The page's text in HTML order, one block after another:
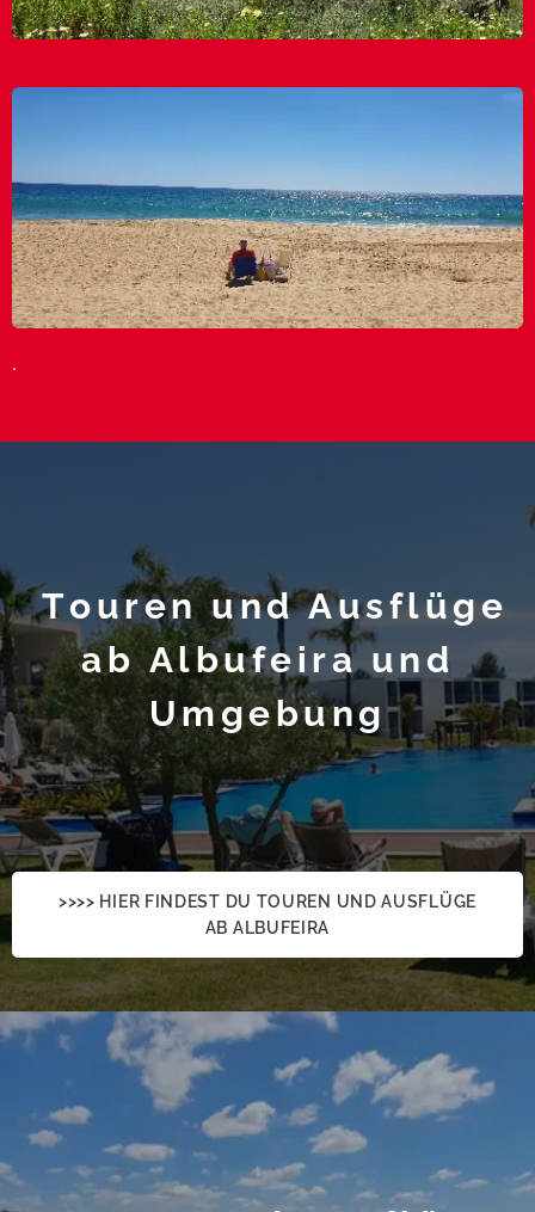
.
Touren und Ausflüge
ab Albufeira und
Umgebung
>>>> HIER FINDEST DU TOUREN UND AUSFLÜGE
AB ALBUFEIRA